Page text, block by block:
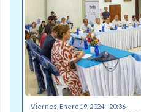
Viernes, Enero 19, 2024 - 20:36